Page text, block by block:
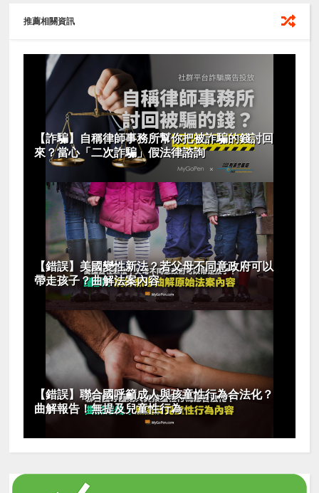
推薦相關資訊
【詐騙】自稱律師事務所幫你把被詐騙的錢討回
來？當心「二次詐騙」假法律諮詢
【錯誤】美國變性新法？若父母不同意政府可以
帶走孩子？曲解法案內容
【錯誤】聯合國呼籲成人與孩童性行為合法化？
曲解報告！無提及兒童性行為